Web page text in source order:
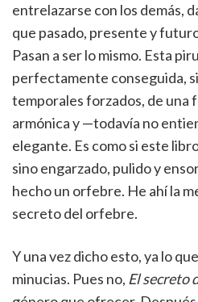
entrelazarse con los demás,
que pasado, presente y
Pasan a ser lo mismo. Esta
perfectamente conseguida,
temporales forzados, de una
armónica y —todavía no
elegante. Es como si este
sino engarzado, pulido y
hecho un orfebre. He ahí la
secreto del orfebre.
Y una vez dicho esto, ya lo
minucias. Pues no, El secreto